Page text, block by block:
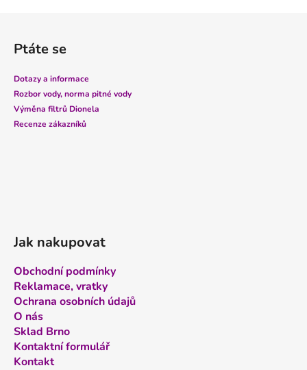
Ptáte se
Dotazy a informace
Rozbor vody, norma pitné vody
Výměna filtrů Dionela
Recenze zákazníků
Jak nakupovat
Obchodní podmínky
Reklamace, vratky
Ochrana osobních údajů
O nás
Sklad Brno
Kontaktní formulář
Kontakt